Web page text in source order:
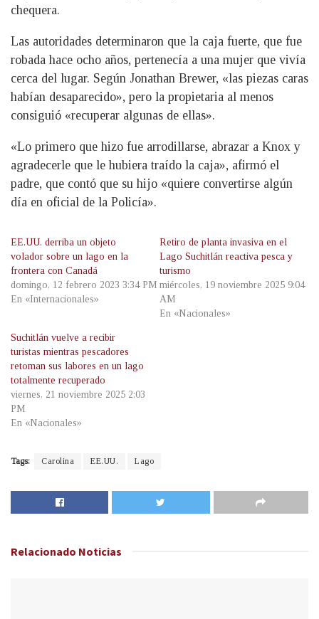
chequera.
Las autoridades determinaron que la caja fuerte, que fue
robada hace ocho años, pertenecía a una mujer que vivía
cerca del lugar. Según Jonathan Brewer, «las piezas caras
habían desaparecido», pero la propietaria al menos
consiguió «recuperar algunas de ellas».
«Lo primero que hizo fue arrodillarse, abrazar a Knox y
agradecerle que le hubiera traído la caja», afirmó el
padre, que contó que su hijo «quiere convertirse algún
día en oficial de la Policía».
EE.UU. derriba un objeto
volador sobre un lago en la
frontera con Canadá
domingo, 12 febrero 2023 3:34 PM
En «Internacionales»
Retiro de planta invasiva en el
Lago Suchitlán reactiva pesca y
turismo
miércoles, 19 noviembre 2025 9:04
AM
En «Nacionales»
Suchitlán vuelve a recibir
turistas mientras pescadores
retoman sus labores en un lago
totalmente recuperado
viernes, 21 noviembre 2025 2:03
PM
En «Nacionales»
Tags: Carolina EE.UU. Lago
Relacionado Noticias